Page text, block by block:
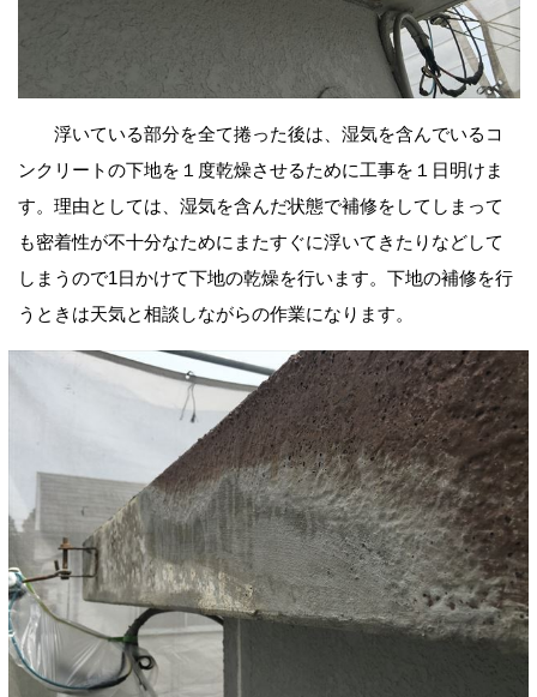
浮いている部分を全て捲った後は、湿気を含んでいるコ
ンクリートの下地を１度乾燥させるために工事を１日明けま
す。理由としては、湿気を含んだ状態で補修をしてしまって
も密着性が不十分なためにまたすぐに浮いてきたりなどして
しまうので1日かけて下地の乾燥を行います。下地の補修を行
うときは天気と相談しながらの作業になります。